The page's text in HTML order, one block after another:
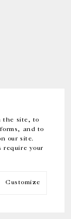
the site, to
and to
our site.
require your
Customize